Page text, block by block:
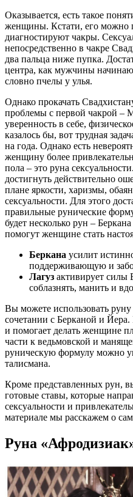
Оказывается, есть такое
женщины. Кстати, его можно
диагностируют чакры.
непосредственно в чакре
два пальца ниже пупка.
центра, как мужчины
словно пчелы у улья.
Однако прокачать
проблемы с первой чакрой –
уверенность в себе,
казалось бы, вот трудная
на года. Однако есть
женщину более
пола – это руна
достигнуть действительно
плане яркости, харизмы,
сексуальности. Для этого
правильные рунические
будет несколько рун –
помогут женщине стать
Беркана усилит
поддерживающую и
Лагуз активирует силы
соблазнять, манить и
Вы можете использовать руну
сочетании с Берканой и Йера.
и помогает делать женщине
части к ведьмовской и
руническую формулу можно
талисмана.
Кроме представленных рун,
готовые ставы, которые
сексуальности и
материале мы расскажем о
Руна